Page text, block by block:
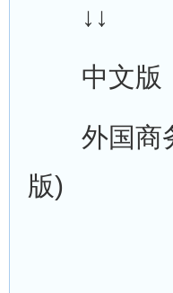
↓↓
中文版
外国商务
版)